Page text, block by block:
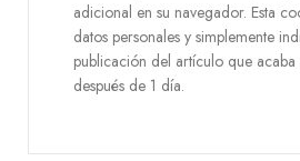
adicional en su navegador. Esta
datos personales y simplemente
publicación del artículo que
después de 1 día.